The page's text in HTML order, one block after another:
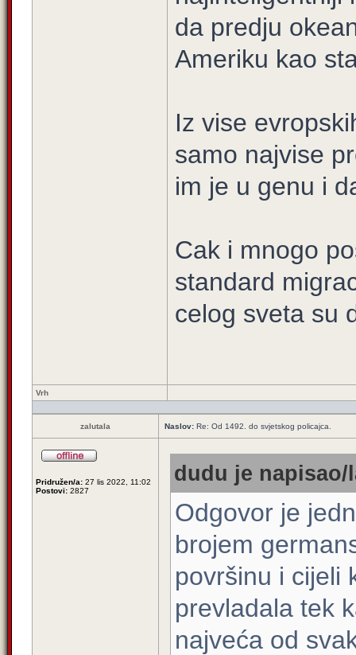
da predju
Ameriku kao
Iz vise
samo najvise
im je u genu i
Cak i mnogo
standard
celog sveta su
Vrh
zalutala Naslov: Re: Od 1492. do svjetskog policajca.
Pridružen/a: 27 lis 2022, 11:02
Postovi: 2827
dudu je napisao/
Odgovor je
brojem
površinu i cijeli
prevladala tek
najveća od